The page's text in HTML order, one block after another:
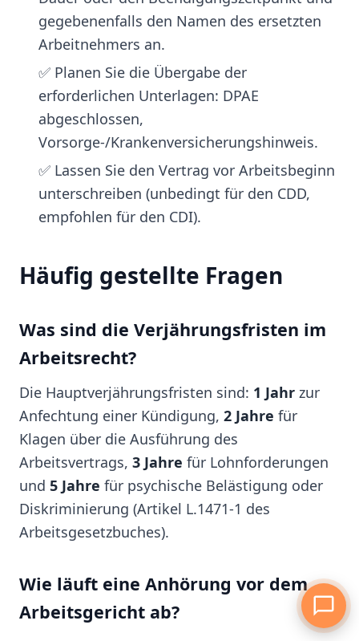
gegebenenfalls den Namen des ersetzten
Arbeitnehmers an.
✅ Planen Sie die Übergabe der
erforderlichen Unterlagen: DPAE
abgeschlossen,
Vorsorge-/Krankenversicherungshinweis.
✅ Lassen Sie den Vertrag vor Arbeitsbeginn
unterschreiben (unbedingt für den CDD,
empfohlen für den CDI).
Häufig gestellte Fragen
Was sind die Verjährungsfristen im
Arbeitsrecht?
Die Hauptverjährungsfristen sind: 1 Jahr zur
Anfechtung einer Kündigung, 2 Jahre für
Klagen über die Ausführung des
Arbeitsvertrags, 3 Jahre für Lohnforderungen
und 5 Jahre für psychische Belästigung oder
Diskriminierung (Artikel L.1471-1 des
Arbeitsgesetzbuches).
Wie läuft eine Anhörung vor dem
Arbeitsgericht ab?